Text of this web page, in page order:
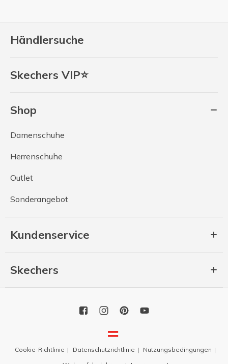
Händlersuche
Skechers VIP⭐
Shop
Damenschuhe
Herrenschuhe
Outlet
Sonderangebot
Kundenservice
Skechers
Cookie-Richtlinie Datenschutzrichtlinie
Nutzungsbedingungen